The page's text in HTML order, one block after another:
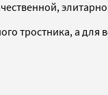
тростника, а для